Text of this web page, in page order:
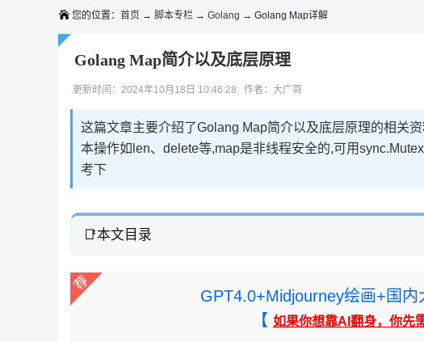
您的位置： 首页 → 脚本专栏 → Golang → Golang Map详解
Golang Map简介以及底层原理
更新时间：2024年10月18日 10:46:28 作者：大广哥
这篇文章主要介绍了Golang Map简介以及底层原理的相关
本操作如len、delete等,map是非线程安全的,可用
考下
本文目录
GPT4.0+Midjourney绘画+国内
【 如果你想靠AI翻身，你先